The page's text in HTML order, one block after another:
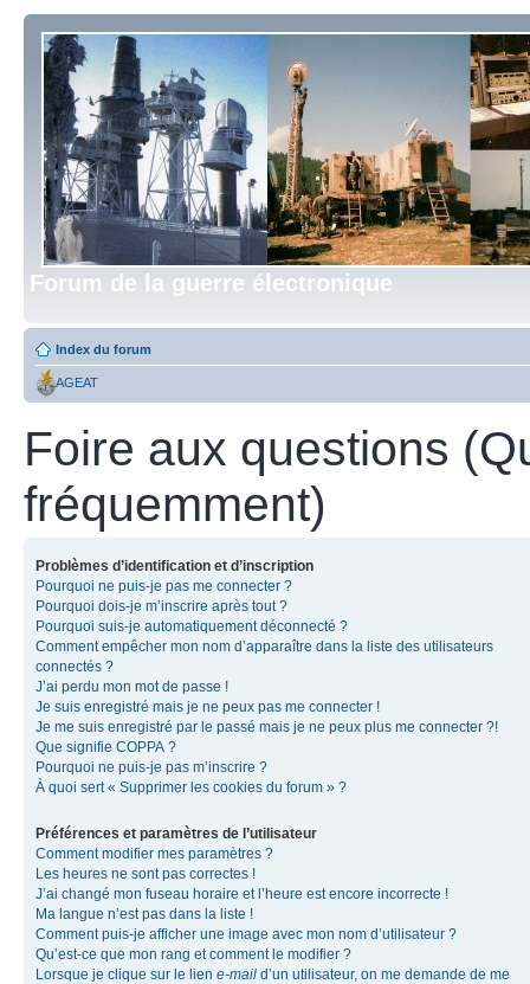
Forum de la guerre électronique
Index du forum
AGEAT
Foire aux questions
fréquemment)
Problèmes d’identification et d’inscription
Pourquoi ne puis-je pas me connecter ?
Pourquoi dois-je m’inscrire après tout ?
Pourquoi suis-je automatiquement déconnecté ?
Comment empêcher mon nom d’apparaître dans la liste des utilisateurs
connectés ?
J’ai perdu mon mot de passe !
Je suis enregistré mais je ne peux pas me connecter !
Je me suis enregistré par le passé mais je ne peux plus me connecter ?!
Que signifie COPPA ?
Pourquoi ne puis-je pas m’inscrire ?
À quoi sert « Supprimer les cookies du forum » ?
Préférences et paramètres de l’utilisateur
Comment modifier mes paramètres ?
Les heures ne sont pas correctes !
J’ai changé mon fuseau horaire et l’heure est encore incorrecte !
Ma langue n’est pas dans la liste !
Comment puis-je afficher une image avec mon nom d’utilisateur ?
Qu’est-ce que mon rang et comment le modifier ?
Lorsque je clique sur le lien e-mail d’un utilisateur, on me demande de me